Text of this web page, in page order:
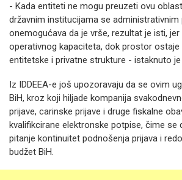
- Kada entiteti ne mogu preuzeti ovu
državnim institucijama se administrativnim
onemogućava da je vrše, rezultat je isti,
operativnog kapaciteta, dok prostor ostaje
entitetske i privatne strukture - istaknuto
Iz IDDEEA-e još upozoravaju da se ovim
BiH, kroz koji hiljade kompanija
prijave, carinske prijave i druge fiskalne
kvalifikcirane elektronske potpise, čime se
pitanje kontinuitet podnošenja prijava i
budžet BiH.